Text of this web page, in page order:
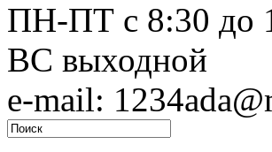
ПН-ПТ c 8:30 до
ВС выходной
e-mail: